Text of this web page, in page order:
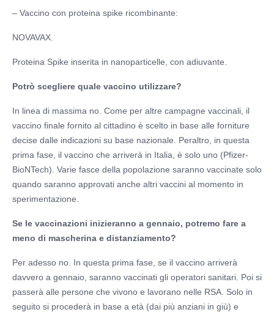
– Vaccino con proteina spike ricombinante:
NOVAVAX.
Proteina Spike inserita in nanoparticelle, con adiuvante.
Potrò scegliere quale vaccino utilizzare?
In linea di massima no. Come per altre campagne vaccinali, il
vaccino finale fornito al cittadino è scelto in base alle forniture
decise dalle indicazioni su base nazionale. Peraltro, in questa
prima fase, il vaccino che arriverà in Italia, è solo uno (Pfizer-
BioNTech). Varie fasce della popolazione saranno vaccinate solo
quando saranno approvati anche altri vaccini al momento in
sperimentazione.
Se le vaccinazioni inizieranno a gennaio, potremo fare a
meno di mascherina e distanziamento?
Per adesso no. In questa prima fase, se il vaccino arriverà
davvero a gennaio, saranno vaccinati gli operatori sanitari. Poi si
passerà alle persone che vivono e lavorano nelle RSA. Solo in
seguito si procederà in base a età (dai più anziani in giù) e